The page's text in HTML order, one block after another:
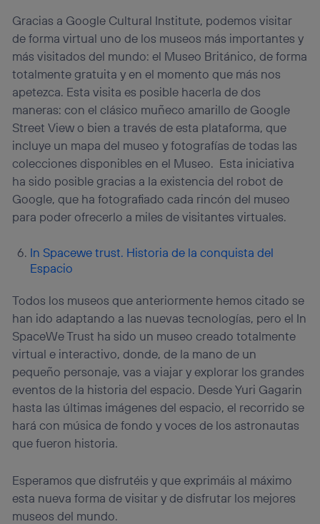
Gracias a Google Cultural Institute, podemos visitar
de forma virtual uno de los museos más importantes y
más visitados del mundo: el Museo Británico, de forma
totalmente gratuita y en el momento que más nos
apetezca. Esta visita es posible hacerla de dos
maneras: con el clásico muñeco amarillo de Google
Street View o bien a través de esta plataforma, que
incluye un mapa del museo y fotografías de todas las
colecciones disponibles en el Museo. Esta iniciativa
ha sido posible gracias a la existencia del robot de
Google, que ha fotografiado cada rincón del museo
para poder ofrecerlo a miles de visitantes virtuales.
In Spacewe trust. Historia de la conquista del
Espacio
Todos los museos que anteriormente hemos citado se
han ido adaptando a las nuevas tecnologías, pero el In
SpaceWe Trust ha sido un museo creado totalmente
virtual e interactivo, donde, de la mano de un
pequeño personaje, vas a viajar y explorar los grandes
eventos de la historia del espacio. Desde Yuri Gagarin
hasta las últimas imágenes del espacio, el recorrido se
hará con música de fondo y voces de los astronautas
que fueron historia.
Esperamos que disfrutéis y que exprimáis al máximo
esta nueva forma de visitar y de disfrutar los mejores
museos del mundo.